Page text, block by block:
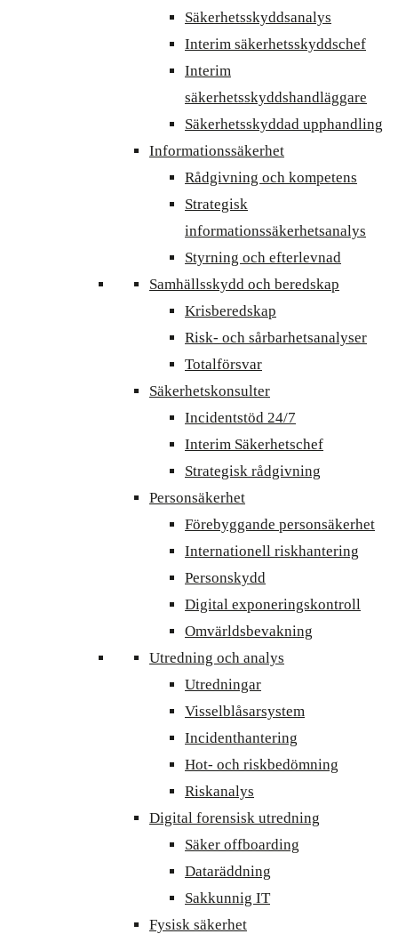
Säkerhetsskyddsanalys
Interim säkerhetsskyddschef
Interim
säkerhetsskyddshandläggare
Säkerhetsskyddad upphandling
Informationssäkerhet
Rådgivning och kompetens
Strategisk
informationssäkerhetsanalys
Styrning och efterlevnad
Samhällsskydd och beredskap
Krisberedskap
Risk- och sårbarhetsanalyser
Totalförsvar
Säkerhetskonsulter
Incidentstöd 24/7
Interim Säkerhetschef
Strategisk rådgivning
Personsäkerhet
Förebyggande personsäkerhet
Internationell riskhantering
Personskydd
Digital exponeringskontroll
Omvärldsbevakning
Utredning och analys
Utredningar
Visselblåsarsystem
Incidenthantering
Hot- och riskbedömning
Riskanalys
Digital forensisk utredning
Säker offboarding
Dataräddning
Sakkunnig IT
Fysisk säkerhet